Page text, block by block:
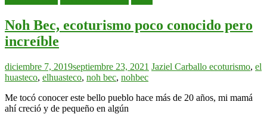
Noh Bec, ecoturismo poco conocido pero
increíble
diciembre 7, 2019septiembre 23, 2021 Jaziel Carballo ecoturismo, el
huasteco, elhuasteco, noh bec, nohbec
Me tocó conocer este bello pueblo hace más de 20 años, mi mamá
ahí creció y de pequeño en algún